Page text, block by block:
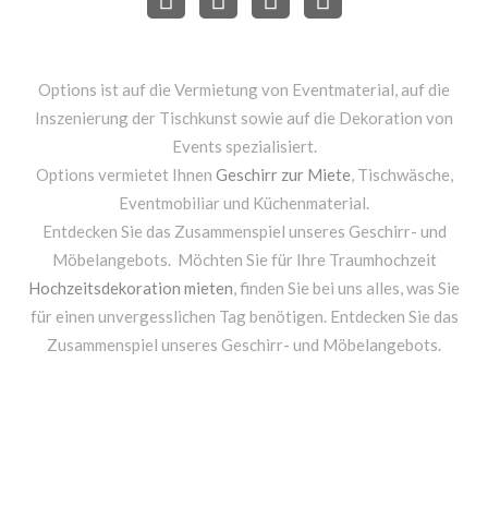
Options ist auf die Vermietung von Eventmaterial, auf die
Inszenierung der Tischkunst sowie auf die Dekoration von
Events spezialisiert.
Options vermietet Ihnen Geschirr zur Miete, Tischwäsche,
Eventmobiliar und Küchenmaterial.
Entdecken Sie das Zusammenspiel unseres Geschirr- und
Möbelangebots. Möchten Sie für Ihre Traumhochzeit
Hochzeitsdekoration mieten, finden Sie bei uns alles, was Sie
für einen unvergesslichen Tag benötigen. Entdecken Sie das
Zusammenspiel unseres Geschirr- und Möbelangebots.